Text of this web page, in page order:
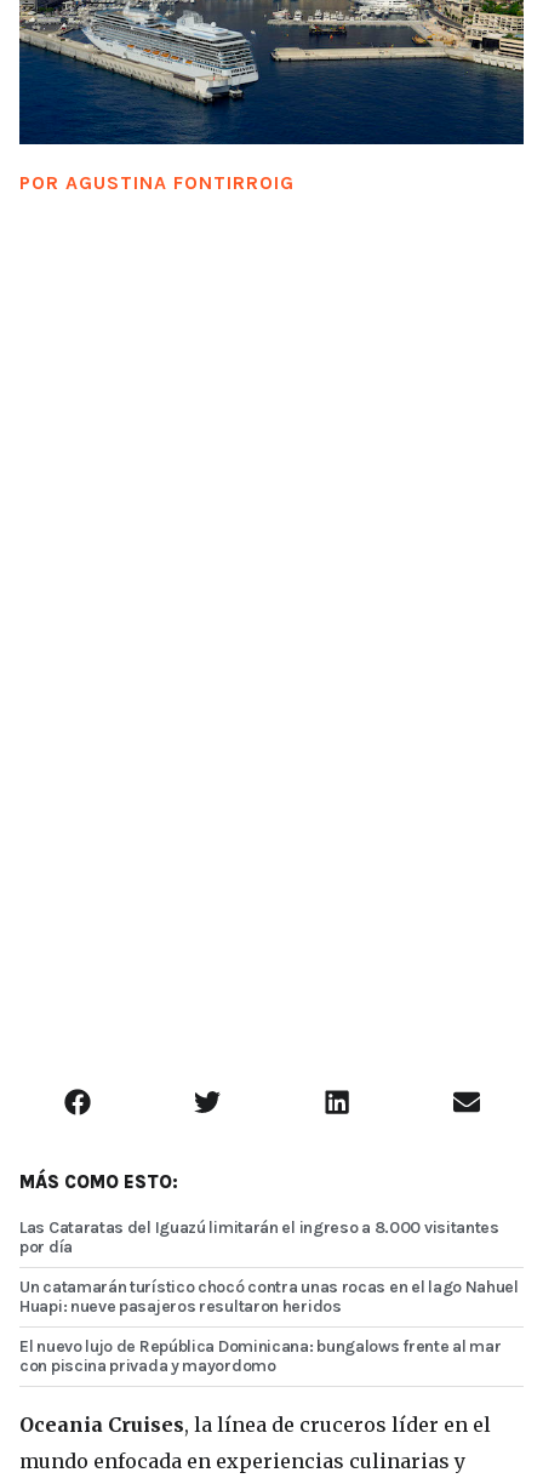
POR AGUSTINA FONTIRROIG
MÁS COMO ESTO:
Las Cataratas del Iguazú limitarán el ingreso a 8.000 visitantes
por día
Un catamarán turístico chocó contra unas rocas en el lago Nahuel
Huapi: nueve pasajeros resultaron heridos
El nuevo lujo de República Dominicana: bungalows frente al mar
con piscina privada y mayordomo
Oceania Cruises, la línea de cruceros líder en el
mundo enfocada en experiencias culinarias y